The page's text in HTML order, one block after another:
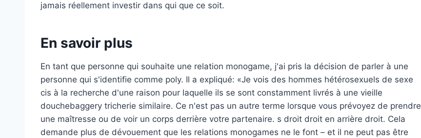
jamais réellement investir dans qui que ce soit.
En savoir plus
En tant que personne qui souhaite une relation monogame, j'ai pris la décision de parler à une
personne qui s'identifie comme poly. Il a expliqué: «Je vois des hommes hétérosexuels de sexe
cis à la recherche d'une raison pour laquelle ils se sont constamment livrés à une vieille
douchebaggery tricherie similaire. Ce n'est pas un autre terme lorsque vous prévoyez de prendre
une maîtresse ou de voir un corps derrière votre partenaire. s droit droit en arrière droit. Cela
demande plus de dévouement que les relations monogames ne le font – et il ne peut pas être